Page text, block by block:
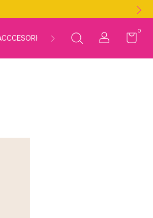
LÍNEAS KITS
0